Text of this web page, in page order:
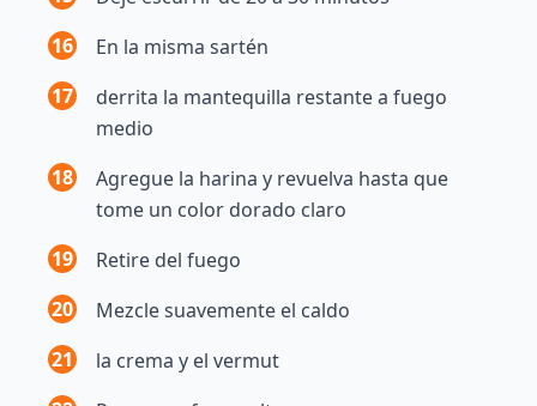
16
En la misma sartén
17
derrita la mantequilla restante a fuego
medio
18
Agregue la harina y revuelva hasta que
tome un color dorado claro
19
Retire del fuego
20
Mezcle suavemente el caldo
21
la crema y el vermut